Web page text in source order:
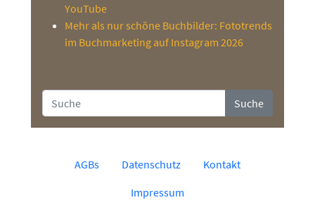
YouTube
Mehr als nur schöne Buchbilder: Fototrends
im Buchmarketing auf Instagram 2026
Suche
AGBs Datenschutz
Kontakt
Impressum